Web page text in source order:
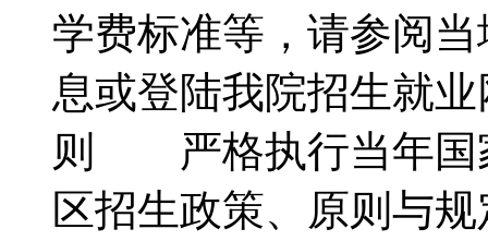
学费标准等，请参阅
息或登陆我院招生
则 严格执行当年国
区招生政策、原则与